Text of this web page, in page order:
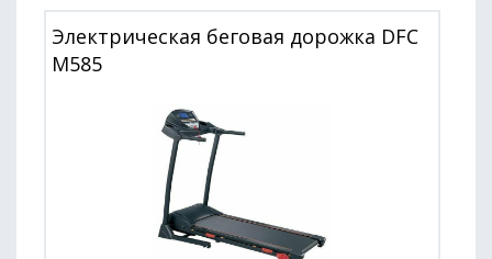
Электрическая беговая дорожка DFC
M585